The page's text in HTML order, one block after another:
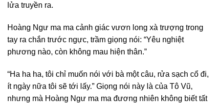
lửa truyền ra.
Hoàng Ngư ma ma cảnh giác vươn long xà trượng trong
tay ra chắn trước ngực, trầm giọng nói: “Yêu nghiệt
phương nào, còn không mau hiện thân.”
“Ha ha ha, tôi chỉ muốn nói với bà một câu, rửa sạch cổ đi,
ít ngày nữa tôi sẽ tới lấy.” Giọng nói này là của Tô Vũ,
nhưng mà Hoàng Ngư ma ma đương nhiên không biết tất